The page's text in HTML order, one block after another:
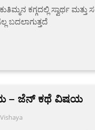
ಕಗ್ಗದಲ್ಲಿ ಸ್ವಾರ್ಥ ಮತ್ತು
ಬದಲಾಗುತ್ತದೆ
– ಜೆನ್ ಕಥೆ ವಿಷಯ
Vishaya